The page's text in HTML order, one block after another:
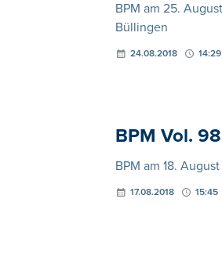
BPM am 25.
Büllingen
24.08.2018 14:29
BPM Vol.
BPM am 18.
17.08.2018 15:45